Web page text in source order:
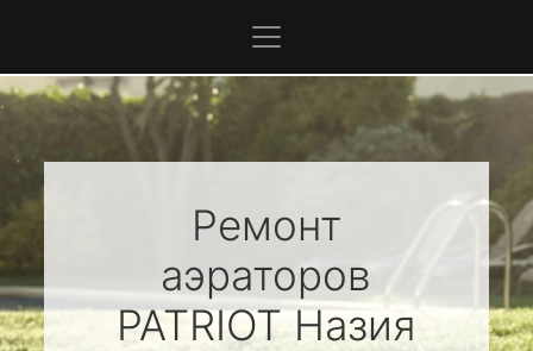
Ремонт
аэраторов
PATRIOTНазия